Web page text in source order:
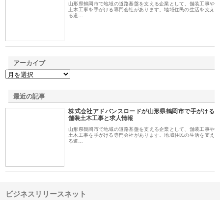
山形県鶴岡市で地域の道路基盤を支える企業として、舗装工事や
土木工事を手がける専門会社があります。地域住民の生活を支え
る道…
アーカイブ
最近の記事
株式会社アドバンスロードが山形県鶴岡市で手がける
舗装土木工事と求人情報
山形県鶴岡市で地域の道路基盤を支える企業として、舗装工事や
土木工事を手がける専門会社があります。地域住民の生活を支え
る道…
ビジネスリリースネット